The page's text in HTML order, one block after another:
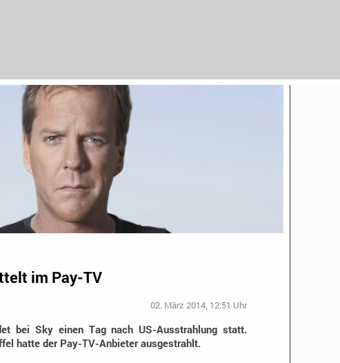
im Pay-TV
02. März 2014, 12:51 Uhr
bei Sky einen Tag nach US-Ausstrahlung statt.
hatte der Pay-TV-Anbieter ausgestrahlt.